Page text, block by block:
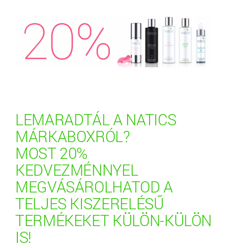
LEMARADTÁL A NATICS
MÁRKABOXRÓL?
MOST 20%
KEDVEZMÉNNYEL
MEGVÁSÁROLHATOD A
TELJES KISZERELÉSŰ
TERMÉKEKET KÜLÖN-KÜLÖN
IS!